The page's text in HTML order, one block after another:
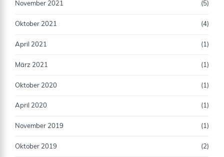
November 2021 (5)
Oktober 2021 (4)
April 2021 (1)
März 2021 (1)
Oktober 2020 (1)
April 2020 (1)
November 2019 (1)
Oktober 2019 (2)